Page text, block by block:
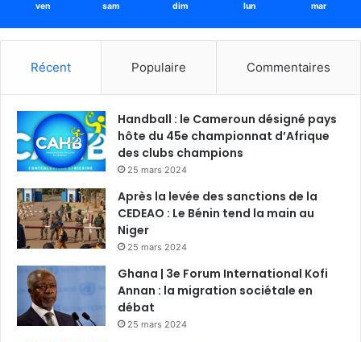
ven sam dim lun mar
Récent Populaire Commentaires
Handball : le Cameroun désigné pays
hôte du 45e championnat d’Afrique
des clubs champions
25 mars 2024
Après la levée des sanctions de la
CEDEAO : Le Bénin tend la main au
Niger
25 mars 2024
Ghana | 3e Forum International Kofi
Annan : la migration sociétale en
débat
25 mars 2024